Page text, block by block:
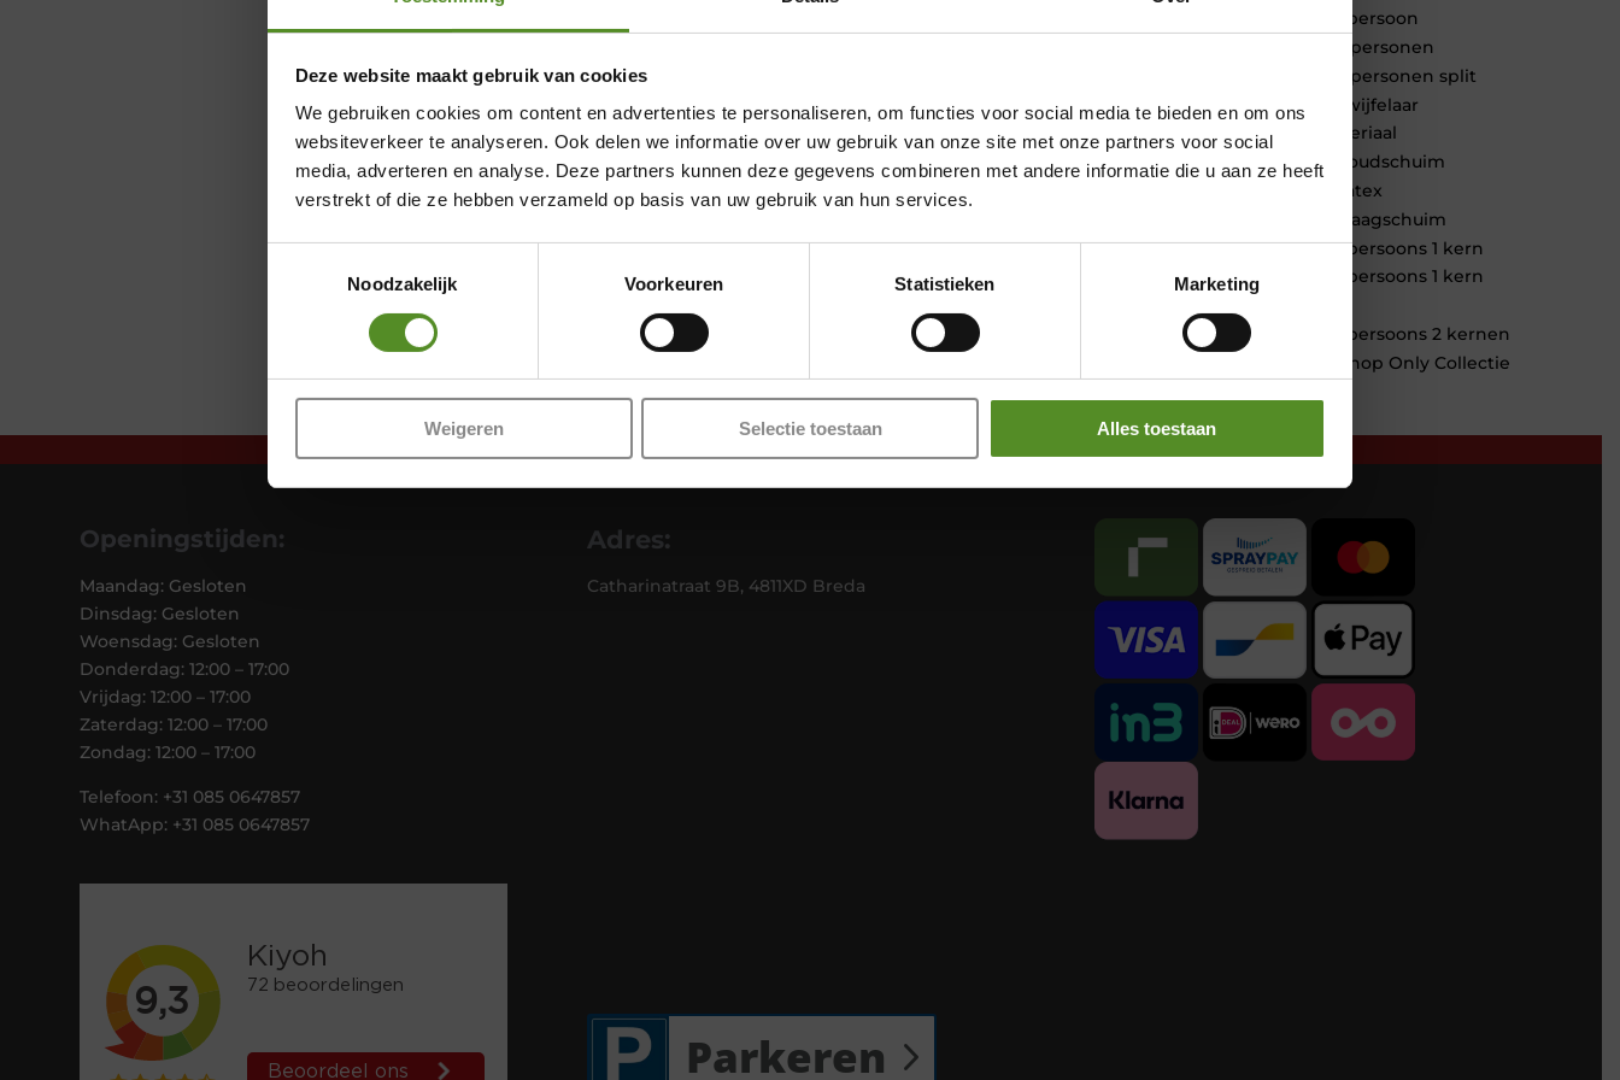
Deze website maakt gebruik van cookies
We gebruiken cookies om content en advertenties te personaliseren, om functies voor social media te bieden en om ons
websiteverkeer te analyseren. Ook delen we informatie over uw gebruik van onze site met onze partners voor social
media, adverteren en analyse. Deze partners kunnen deze gegevens combineren met andere informatie die u aan ze heeft
verstrekt of die ze hebben verzameld op basis van uw gebruik van hun services.
Noodzakelijk
Voorkeuren Statistieken Marketing
Weigeren Selectie toestaan Alles toestaan
1 persoon
2 personen
2 personen split
Twijfelaar
Materiaal
Koudschuim
Latex
Traagschuim
Tweepersoons 1 kern
Tweepersoons 1 kern
Tweepersoons 2 kernen
Webshop Only Collectie
Openingstijden:
Maandag: Gesloten
Dinsdag: Gesloten
Woensdag: Gesloten
Donderdag: 12:00 – 17:00
Vrijdag: 12:00 – 17:00
Zaterdag: 12:00 – 17:00
Zondag: 12:00 – 17:00
Telefoon: +31 085 0647857
WhatApp: +31 085 0647857
Adres:
Catharinatraat 9B, 4811XD Breda
Parkeren
Showroom Breda
Vrijdag 12:00 – 17:00
Zaterdag 12:00 – 17:00
Zondag 12:00 – 17:00